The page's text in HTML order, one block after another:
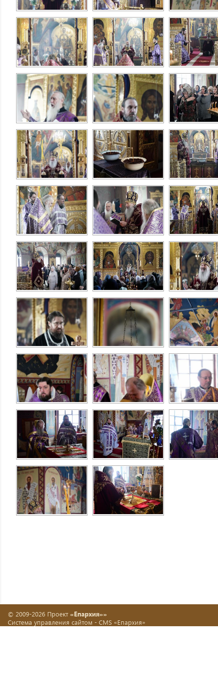
© 2009-2026 Проект «Епархия»»
Система управления сайтом - CMS «Епархия»